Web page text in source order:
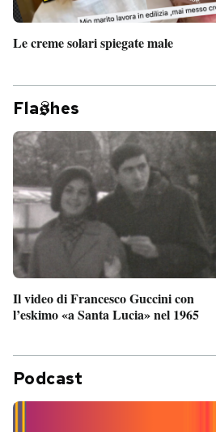
Le creme solari spiegate male
Fla hes
Il video di Francesco Guccini con
l’eskimo «a Santa Lucia» nel 1965
Podcast